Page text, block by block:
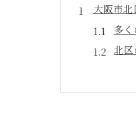
大阪市
多
北
お